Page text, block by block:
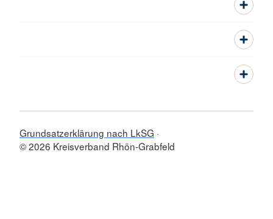
Grundsatzerklärung nach LkSG
© 2026 Kreisverband Rhön-Grabfeld